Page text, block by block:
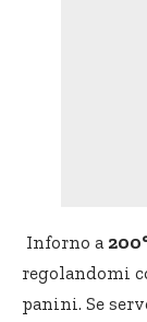
Inforno a
regolandomi
panini. Se